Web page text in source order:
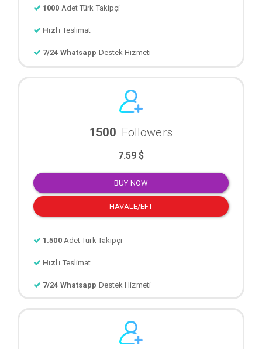
1000 Adet Türk Takipçi
Hızlı Teslimat
7/24 Whatsapp Destek Hizmeti
1500 Followers
7.59 $
BUY NOW
HAVALE/EFT
1.500 Adet Türk Takipçi
Hızlı Teslimat
7/24 Whatsapp Destek Hizmeti